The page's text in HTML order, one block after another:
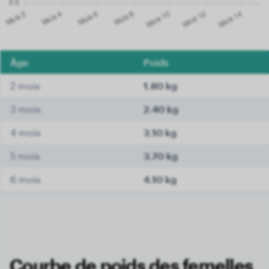
Âge Poids
2 mois 1.80 kg
3 mois 2.40 kg
4 mois 3.10 kg
5 mois 3.70 kg
6 mois 4.10 kg